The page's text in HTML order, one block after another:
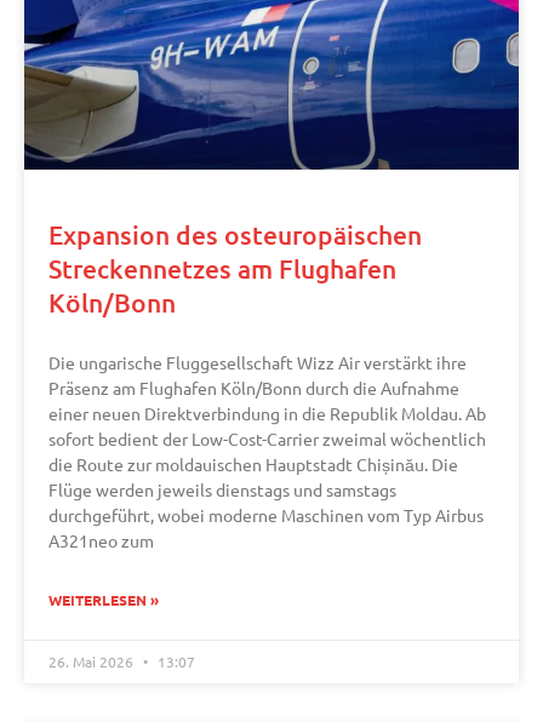
Expansion des osteuropäischen
Streckennetzes am Flughafen
Köln/Bonn
Die ungarische Fluggesellschaft Wizz Air verstärkt ihre
Präsenz am Flughafen Köln/Bonn durch die Aufnahme
einer neuen Direktverbindung in die Republik Moldau. Ab
sofort bedient der Low-Cost-Carrier zweimal wöchentlich
die Route zur moldauischen Hauptstadt Chișinău. Die
Flüge werden jeweils dienstags und samstags
durchgeführt, wobei moderne Maschinen vom Typ Airbus
A321neo zum
WEITERLESEN »
26. Mai 2026 13:07